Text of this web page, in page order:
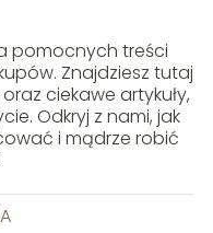
pomocnych treści
Znajdziesz tutaj
ciekawe artykuły,
Odkryj z nami, jak
i mądrze robić